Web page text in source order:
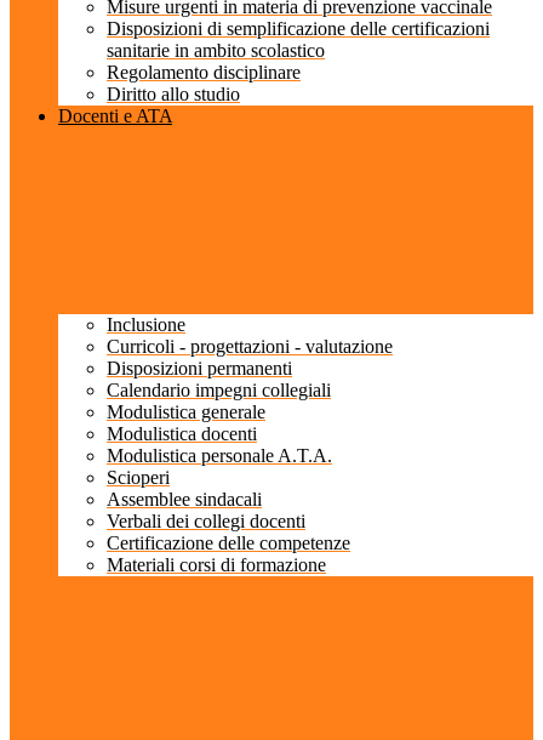
Misure urgenti in materia di prevenzione vaccinale
Disposizioni di semplificazione delle certificazioni
sanitarie in ambito scolastico
Regolamento disciplinare
Diritto allo studio
Docenti e ATA
Inclusione
Curricoli - progettazioni - valutazione
Disposizioni permanenti
Calendario impegni collegiali
Modulistica generale
Modulistica docenti
Modulistica personale A.T.A.
Scioperi
Assemblee sindacali
Verbali dei collegi docenti
Certificazione delle competenze
Materiali corsi di formazione